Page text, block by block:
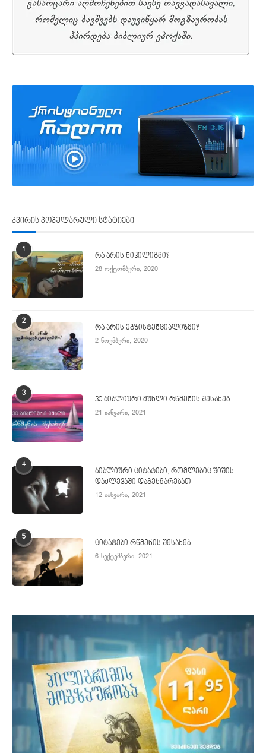
კვირის პოპულარული სტატიები
1
რა არის ნიჰილიზმი?
28 ოქტომბერი, 2020
2
რა არის ეგზისტენციალიზმი?
2 ნოემბერი, 2020
3
30 ბიბლიური მუხლი რწმენის შესახებ
21 იანვარი, 2021
4
ბიბლიური ციტატები, რომლებიც შიშის
დაძლევაში დაგეხმარებათ
12 იანვარი, 2021
5
ციტატები რწმენის შესახებ
6 სექტემბერი, 2021